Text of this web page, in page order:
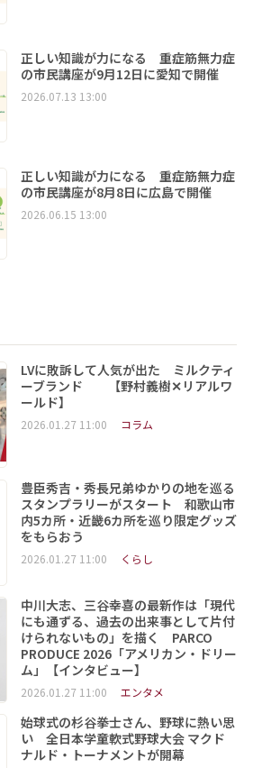
正しい知識が力になる 重症筋無力症
の市民講座が9月12日に愛知で開催
2026.07.13 13:00
正しい知識が力になる 重症筋無力症
の市民講座が8月8日に広島で開催
2026.06.15 13:00
LVに敗訴して人気が出た ミルクティ
ーブランド 【野村義樹✕リアルワ
ールド】
2026.01.27 11:00 コラム
豊臣秀吉・秀長兄弟ゆかりの地を巡る
スタンプラリーがスタート 和歌山市
内5カ所・近畿6カ所を巡り限定グッズ
をもらおう
2026.01.27 11:00 くらし
中川大志、三谷幸喜の最新作は「現代
にも通ずる、過去の出来事として片付
けられないもの」を描く PARCO
PRODUCE 2026「アメリカン・ドリー
ム」【インタビュー】
2026.01.27 11:00 エンタメ
始球式の杉谷拳士さん、野球に熱い思
い 全日本学童軟式野球大会 マクド
ナルド・トーナメントが開幕